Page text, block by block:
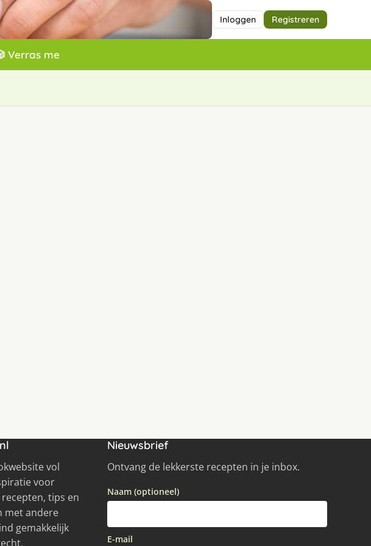
Inloggen Registreren
Verras me
vol
voor
tips en
met andere
gemakkelijk
Nieuwsbrief
Ontvang de lekkerste recepten in je inbox.
Naam (optioneel)
E-mail